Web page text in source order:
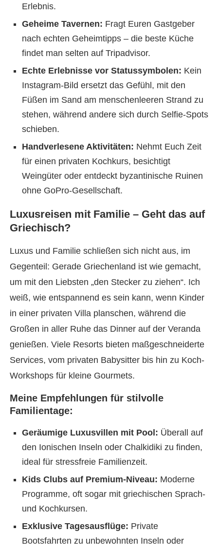
Erlebnis.
Geheime Tavernen: Fragt Euren Gastgeber
nach echten Geheimtipps – die beste Küche
findet man selten auf Tripadvisor.
Echte Erlebnisse vor Statussymbolen: Kein
Instagram-Bild ersetzt das Gefühl, mit den
Füßen im Sand am menschenleeren Strand zu
stehen, während andere sich durch Selfie-Spots
schieben.
Handverlesene Aktivitäten: Nehmt Euch Zeit
für einen privaten Kochkurs, besichtigt
Weingüter oder entdeckt byzantinische Ruinen
ohne GoPro-Gesellschaft.
Luxusreisen mit Familie – Geht das auf
Griechisch?
Luxus und Familie schließen sich nicht aus, im
Gegenteil: Gerade Griechenland ist wie gemacht,
um mit den Liebsten „den Stecker zu ziehen“. Ich
weiß, wie entspannend es sein kann, wenn Kinder
in einer privaten Villa planschen, während die
Großen in aller Ruhe das Dinner auf der Veranda
genießen. Viele Resorts bieten maßgeschneiderte
Services, vom privaten Babysitter bis hin zu Koch-
Workshops für kleine Gourmets.
Meine Empfehlungen für stilvolle
Familientage:
Geräumige Luxusvillen mit Pool: Überall auf
den Ionischen Inseln oder Chalkidiki zu finden,
ideal für stressfreie Familienzeit.
Kids Clubs auf Premium-Niveau: Moderne
Programme, oft sogar mit griechischen Sprach-
und Kochkursen.
Exklusive Tagesausflüge: Private
Bootsfahrten zu unbewohnten Inseln oder